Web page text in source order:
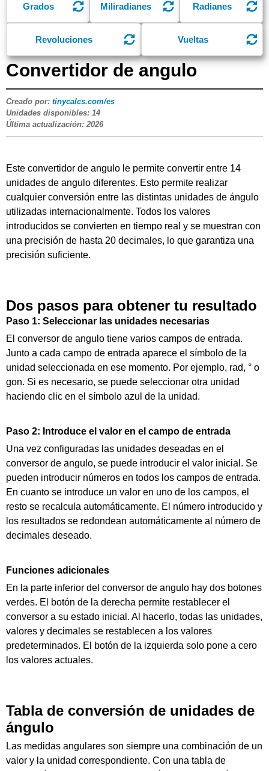
Convertidor de angulo
Creado por: tinycalcs.com/es
Unidades disponibles: 14
Última actualización: 2026
Este convertidor de angulo le permite convertir entre 14
unidades de angulo diferentes. Esto permite realizar
cualquier conversión entre las distintas unidades de ángulo
utilizadas internacionalmente. Todos los valores
introducidos se convierten en tiempo real y se muestran con
una precisión de hasta 20 decimales, lo que garantiza una
precisión suficiente.
Dos pasos para obtener tu resultado
Paso 1: Seleccionar las unidades necesarias
El conversor de angulo tiene varios campos de entrada.
Junto a cada campo de entrada aparece el símbolo de la
unidad seleccionada en ese momento. Por ejemplo, rad, ° o
gon. Si es necesario, se puede seleccionar otra unidad
haciendo clic en el símbolo azul de la unidad.
Paso 2: Introduce el valor en el campo de entrada
Una vez configuradas las unidades deseadas en el
conversor de angulo, se puede introducir el valor inicial. Se
pueden introducir números en todos los campos de entrada.
En cuanto se introduce un valor en uno de los campos, el
resto se recalcula automáticamente. El número introducido y
los resultados se redondean automáticamente al número de
decimales deseado.
Funciones adicionales
En la parte inferior del conversor de angulo hay dos botones
verdes. El botón de la derecha permite restablecer el
conversor a su estado inicial. Al hacerlo, todas las unidades,
valores y decimales se restablecen a los valores
predeterminados. El botón de la izquierda solo pone a cero
los valores actuales.
Tabla de conversión de unidades de
ángulo
Las medidas angulares son siempre una combinación de un
valor y la unidad correspondiente. Con una tabla de
Grados Miliradianes Radianes
Revoluciones Vueltas